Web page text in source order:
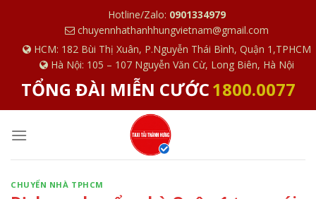
c
Hotline/Zalo: 0901334979
chuyennhathanhhungvietnam@gmail.com
HCM: 182 Bùi Thị Xuân, P.Nguyễn Thái Bình, Quận 1,TPHCM
Hà Nội: 105 – 107 Nguyễn Văn Cừ, Long Biên, Hà Nội
TỔNG ĐÀI MIỄN CƯỚC1800.0077
CHUYỂN NHÀ TPHCM